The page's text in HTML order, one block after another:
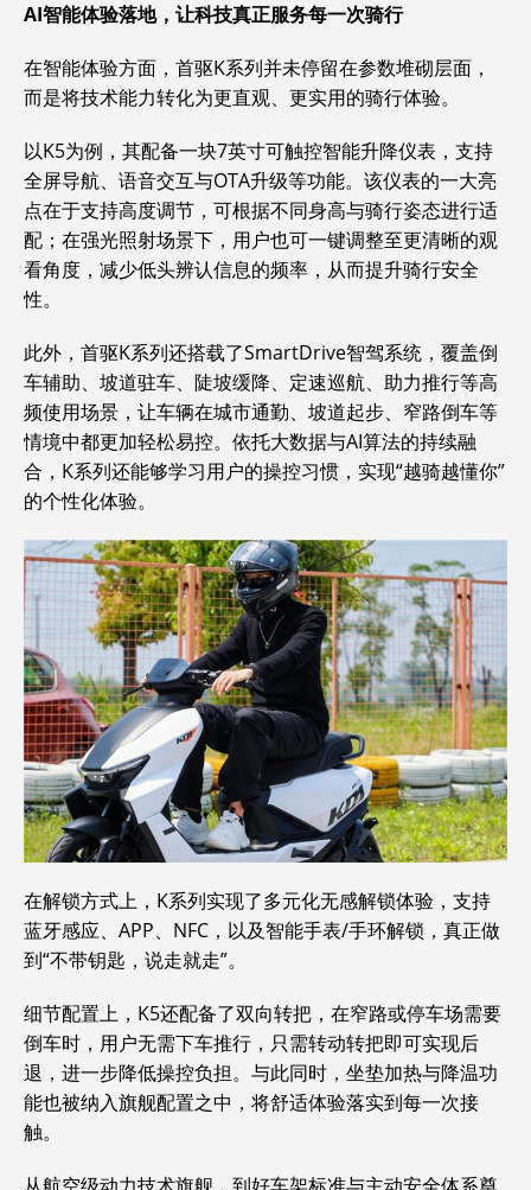
AI智能体验落地，让科技真正服务每一次骑行
在智能体验方面，首驱K系列并未停留在参数堆砌层面，
而是将技术能力转化为更直观、更实用的骑行体验。
以K5为例，其配备一块7英寸可触控智能升降仪表，支持
全屏导航、语音交互与OTA升级等功能。该仪表的一大亮
点在于支持高度调节，可根据不同身高与骑行姿态进行适
配；在强光照射场景下，用户也可一键调整至更清晰的观
看角度，减少低头辨认信息的频率，从而提升骑行安全
性。
此外，首驱K系列还搭载了SmartDrive智驾系统，覆盖倒
车辅助、坡道驻车、陡坡缓降、定速巡航、助力推行等高
频使用场景，让车辆在城市通勤、坡道起步、窄路倒车等
情境中都更加轻松易控。依托大数据与AI算法的持续融
合，K系列还能够学习用户的操控习惯，实现“越骑越懂你”
的个性化体验。
在解锁方式上，K系列实现了多元化无感解锁体验，支持
蓝牙感应、APP、NFC，以及智能手表/手环解锁，真正做
到“不带钥匙，说走就走”。
细节配置上，K5还配备了双向转把，在窄路或停车场需要
倒车时，用户无需下车推行，只需转动转把即可实现后
退，进一步降低操控负担。与此同时，坐垫加热与降温功
能也被纳入旗舰配置之中，将舒适体验落实到每一次接
触。